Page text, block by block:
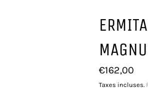
Prix
régulier
€162,00
Taxes incluses.